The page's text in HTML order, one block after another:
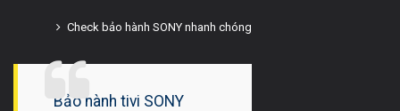
Check bảo hành SONY nhanh chóng
Bảo hành tivi SONY